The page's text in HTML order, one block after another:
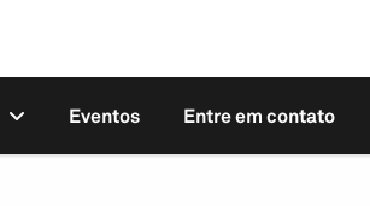
Eventos Entre em contato